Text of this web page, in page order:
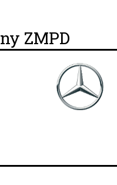
ZMPD